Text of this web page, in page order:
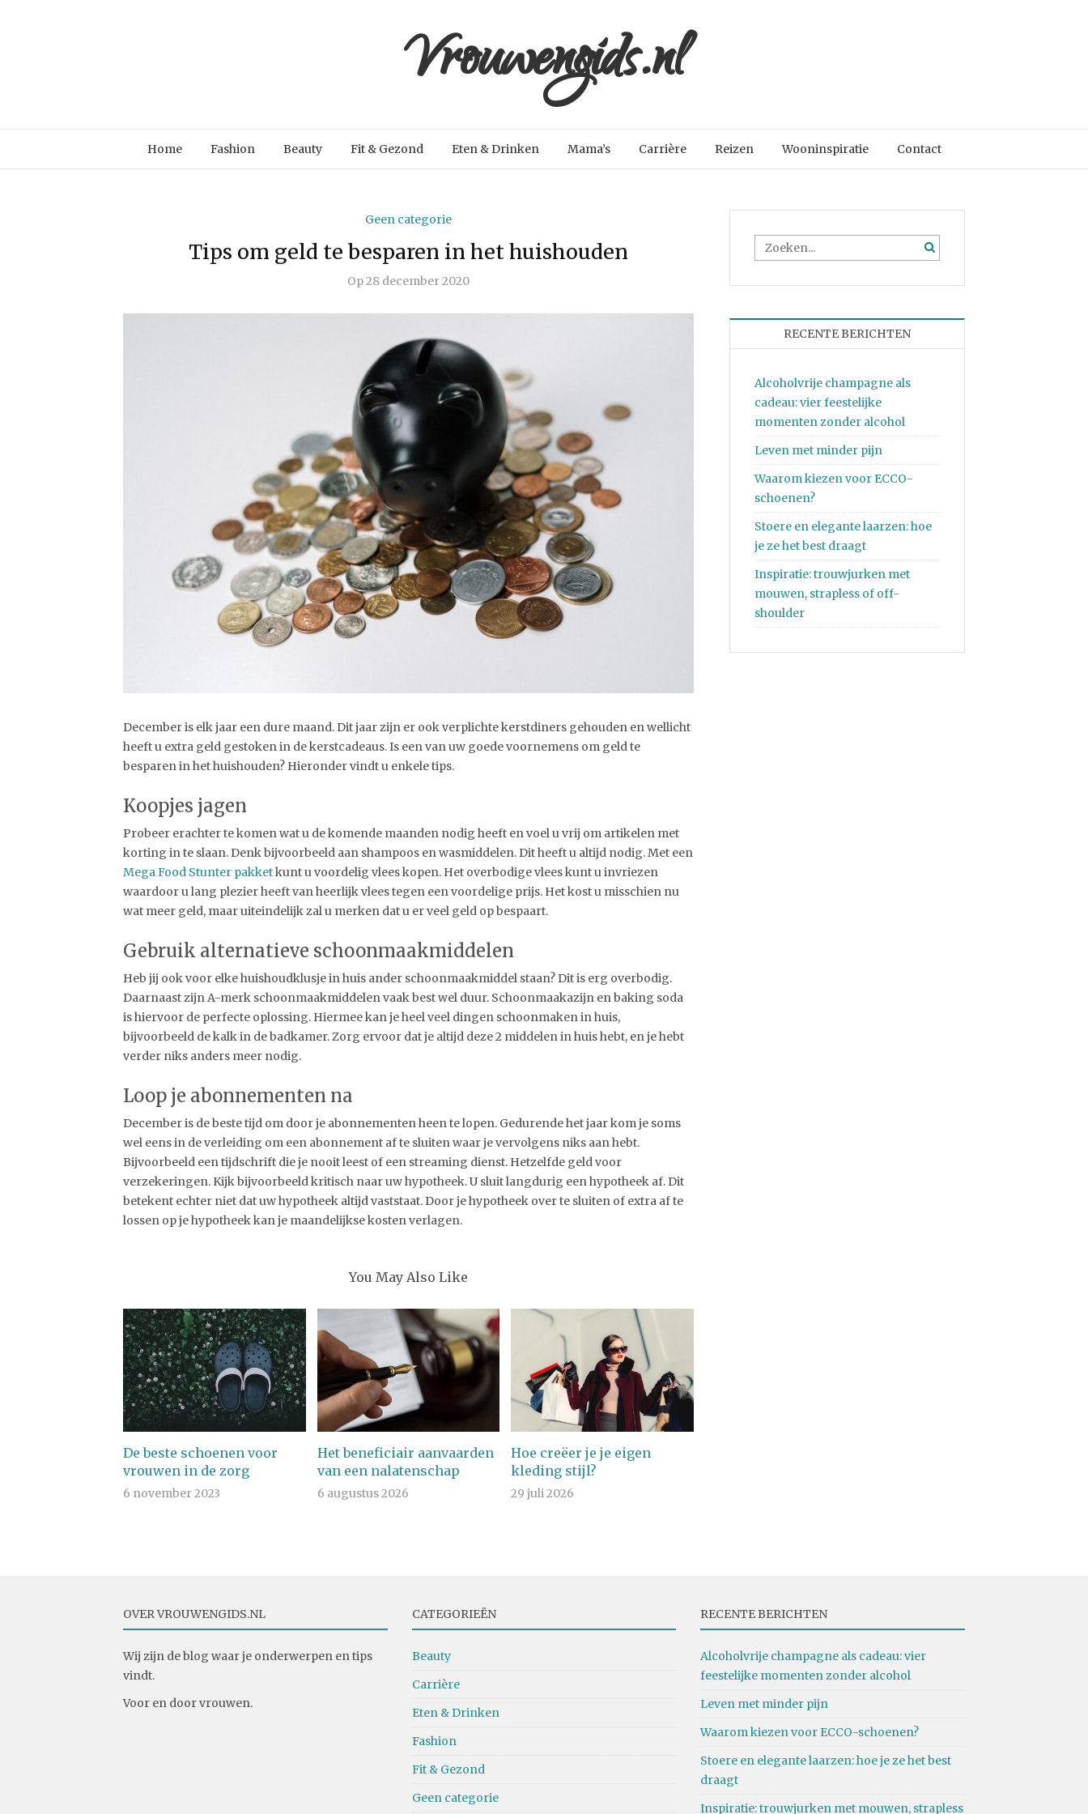
Vrouwengids.nl
Home Fashion Beauty Fit & Gezond Eten & Drinken Mama’s Carrière Reizen Wooninspiratie Contact
Geen categorie
Tips om geld te besparen in het huishouden
Op28 december 2020
December is elk jaar een dure maand. Dit jaar zijn er ook verplichte kerstdiners gehouden en wellicht
heeft u extra geld gestoken in de kerstcadeaus. Is een van uw goede voornemens om geld te
besparen in het huishouden? Hieronder vindt u enkele tips.
Koopjes jagen
Probeer erachter te komen wat u de komende maanden nodig heeft en voel u vrij om artikelen met
korting in te slaan. Denk bijvoorbeeld aan shampoos en wasmiddelen. Dit heeft u altijd nodig. Met een
Mega Food Stunter pakketkunt u voordelig vlees kopen. Het overbodige vlees kunt u invriezen
waardoor u lang plezier heeft van heerlijk vlees tegen een voordelige prijs. Het kost u misschien nu
wat meer geld, maar uiteindelijk zal u merken dat u er veel geld op bespaart.
Gebruik alternatieve schoonmaakmiddelen
Heb jij ook voor elke huishoudklusje in huis ander schoonmaakmiddel staan? Dit is erg overbodig.
Daarnaast zijn A-merk schoonmaakmiddelen vaak best wel duur. Schoonmaakazijn en baking soda
is hiervoor de perfecte oplossing. Hiermee kan je heel veel dingen schoonmaken in huis,
bijvoorbeeld de kalk in de badkamer. Zorg ervoor dat je altijd deze 2 middelen in huis hebt, en je hebt
verder niks anders meer nodig.
Loop je abonnementen na
December is de beste tijd om door je abonnementen heen te lopen. Gedurende het jaar kom je soms
wel eens in de verleiding om een abonnement af te sluiten waar je vervolgens niks aan hebt.
Bijvoorbeeld een tijdschrift die je nooit leest of een streaming dienst. Hetzelfde geld voor
verzekeringen. Kijk bijvoorbeeld kritisch naar uw hypotheek. U sluit langdurig een hypotheek af. Dit
betekent echter niet dat uw hypotheek altijd vaststaat. Door je hypotheek over te sluiten of extra af te
lossen op je hypotheek kan je maandelijkse kosten verlagen.
You May Also Like
De beste schoenen voor
vrouwen in de zorg
6 november 2023
Het beneficiair aanvaarden
van een nalatenschap
6 augustus 2026
Hoe creëer je je eigen
kleding stijl?
29 juli 2026
RECENTE BERICHTEN
Alcoholvrije champagne als
cadeau: vier feestelijke
momenten zonder alcohol
Leven met minder pijn
Waarom kiezen voor ECCO-
schoenen?
Stoere en elegante laarzen: hoe
je ze het best draagt
Inspiratie: trouwjurken met
mouwen, strapless of off-
shoulder
OVER VROUWENGIDS.NL
Wij zijn de blog waar je onderwerpen en tips
vindt.
Voor en door vrouwen.
CATEGORIEËN
Beauty
Carrière
Eten & Drinken
Fashion
Fit & Gezond
Geen categorie
RECENTE BERICHTEN
Alcoholvrije champagne als cadeau: vier
feestelijke momenten zonder alcohol
Leven met minder pijn
Waarom kiezen voor ECCO-schoenen?
Stoere en elegante laarzen: hoe je ze het best
draagt
Inspiratie: trouwjurken met mouwen, strapless